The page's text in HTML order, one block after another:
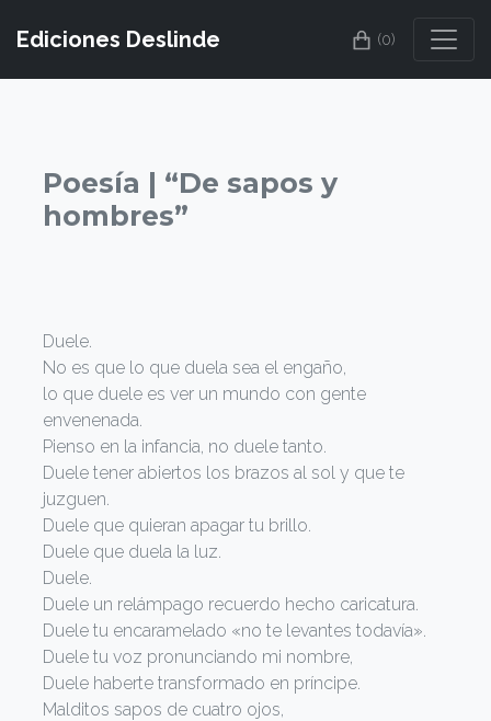
Ediciones Deslinde (0)
Poesía | “De sapos y
hombres”
Duele.
No es que lo que duela sea el engaño,
lo que duele es ver un mundo con gente
envenenada.
Pienso en la infancia, no duele tanto.
Duele tener abiertos los brazos al sol y que te
juzguen.
Duele que quieran apagar tu brillo.
Duele que duela la luz.
Duele.
Duele un relámpago recuerdo hecho caricatura.
Duele tu encaramelado «no te levantes todavía».
Duele tu voz pronunciando mi nombre,
Duele haberte transformado en príncipe.
Malditos sapos de cuatro ojos,